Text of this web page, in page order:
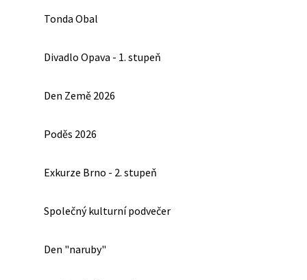
Tonda Obal
Divadlo Opava - 1. stupeň
Den Země 2026
Poděs 2026
Exkurze Brno - 2. stupeň
Společný kulturní podvečer
Den "naruby"